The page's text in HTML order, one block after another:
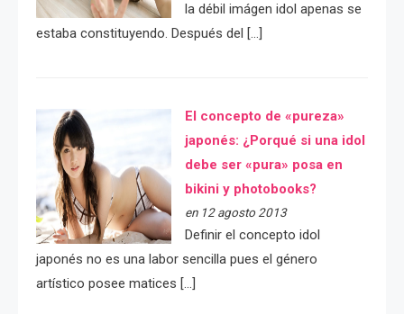
la débil imágen idol apenas se
estaba constituyendo. Después del […]
El concepto de «pureza»
japonés: ¿Porqué si una idol
debe ser «pura» posa en
bikini y photobooks?
en 12 agosto 2013
Definir el concepto idol
japonés no es una labor sencilla pues el género
artístico posee matices […]